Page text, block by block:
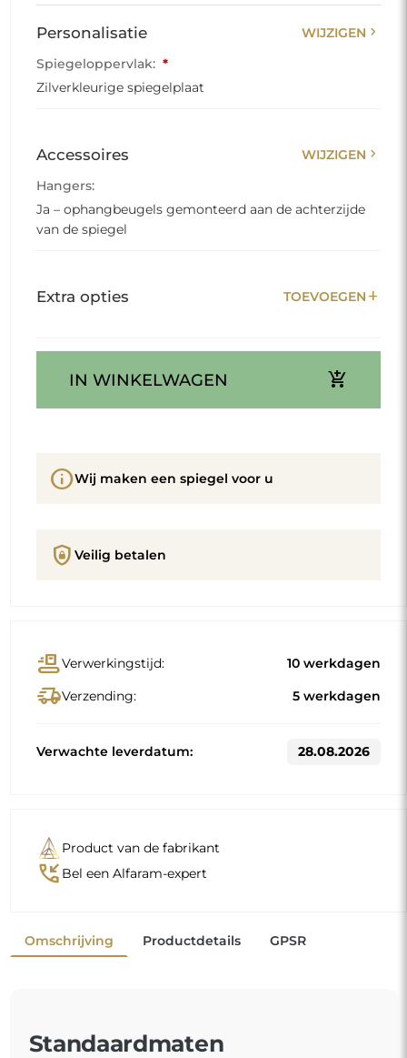
Personalisatie WIJZIGEN chevron_right
Spiegeloppervlak: *
Zilverkleurige spiegelplaat
Accessoires WIJZIGEN chevron_right
Hangers:
Ja – ophangbeugels gemonteerd aan de achterzijde
van de spiegel
Extra opties TOEVOEGEN add
IN WINKELWAGEN add_shopping_cart
infoWij maken een spiegel voor u
shield_lock Veilig betalen
conveyor_beltVerwerkingstijd: 10 werkdagen
delivery_truck_speedVerzending: 5 werkdagen
Verwachte leverdatum: 28.08.2026
Product van de fabrikant
phone_callback Bel een Alfaram-expert
Omschrijving Productdetails GPSR
Standaardmaten